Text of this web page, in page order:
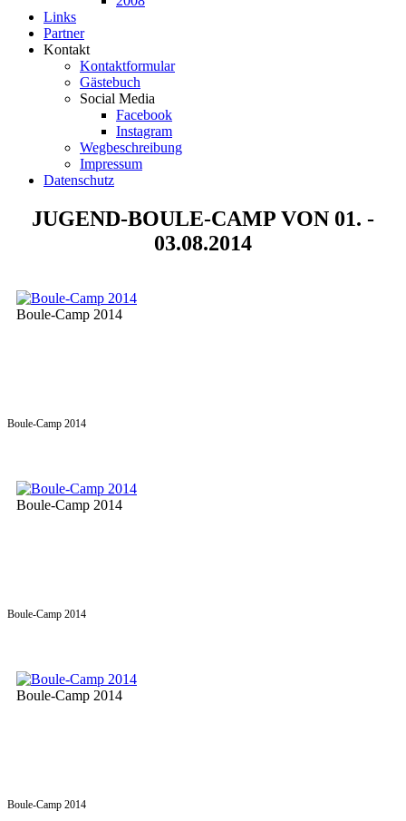
Links
Partner
Kontakt
Kontaktformular
Gästebuch
Social Media
Facebook
Instagram
Wegbeschreibung
Impressum
Datenschutz
JUGEND-BOULE-CAMP VON 01. -
03.08.2014
Boule-Camp 2014
Boule-Camp 2014
Boule-Camp 2014
Boule-Camp 2014
Boule-Camp 2014
Boule-Camp 2014